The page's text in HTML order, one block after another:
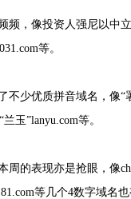
，像投资人强尼以中
等。
少优质拼音域名，像“
玉”lanyu.com等。
的表现亦是抢眼，像
等几个4数字域名